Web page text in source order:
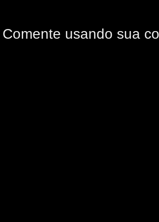
Comente usando sua